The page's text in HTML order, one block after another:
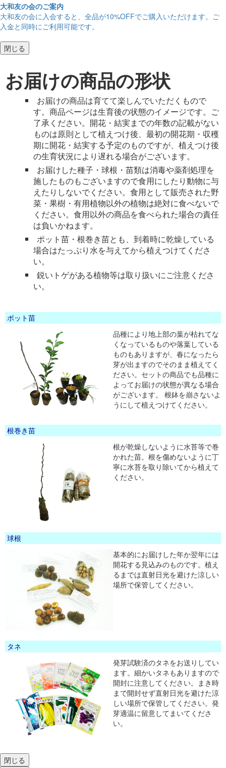
大和友の会のご案内
大和友の会に入会すると、 全品が10%OFFでご購入いただけます。ご
入金と同時にご利用可能です。
閉じる
お届けの商品の形状
お届けの商品は育てて楽しんでいただくもので
す。商品ページは生育後の状態のイメージです。ご
了承ください。開花・結実までの年数の記載がない
ものは原則として植えつけ後、最初の開花期・収穫
期に開花・結実する予定のものですが、植えつけ後
の生育状況により遅れる場合がございます。
お届けした種子・球根・苗類は消毒や薬剤処理を
施したものもございますので食用にしたり動物に与
えたりしないでください。食用として販売された野
菜・果樹・有用植物以外の植物は絶対に食べないで
ください。食用以外の商品を食べられた場合の責任
は負いかねます。
ポット苗・根巻き苗とも、到着時に乾燥している
場合はたっぷり水を与えてから植えつけてくださ
い。
鋭いトゲがある植物等は取り扱いにご注意くださ
い。
ポット苗
品種により地上部の葉が枯れてな
くなっているものや落葉している
ものもありますが、春になったら
芽が出ますのでそのまま植えてく
ださい。セットの商品でも品種に
よってお届けの状態が異なる場合
がございます。 根鉢を崩さないよ
うにして植えつけてください。
根巻き苗
根が乾燥しないように水苔等で巻
かれた苗。根を傷めないように丁
寧に水苔を取り除いてから植えて
ください。
球根
基本的にお届けした年か翌年には
開花する見込みのものです。植え
るまでは直射日光を避けた涼しい
場所で保管してください。
タネ
発芽試験済のタネをお送りしてい
ます。細かいタネもありますので
開封に注意してください。まき時
まで開封せず直射日光を避けた涼
しい場所で保管してください。発
芽適温に留意してまいてくださ
い。
閉じる